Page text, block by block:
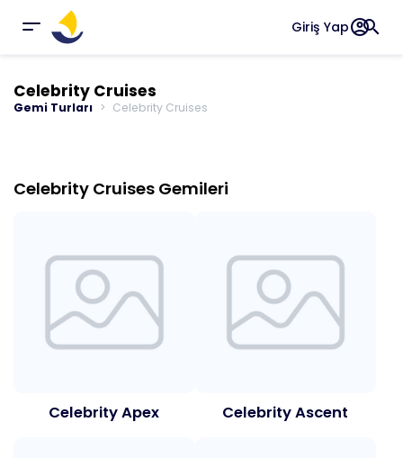
Giriş Yapaccount_circlesearch
Celebrity Cruises
Gemi Turları Celebrity Cruises
Celebrity Cruises Gemileri
Celebrity Apex Celebrity Ascent